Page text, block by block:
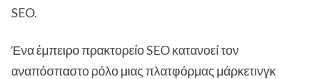
SEO.
Ένα έμπειρο πρακτορείο SEO κατανοεί τον
αναπόσπαστο ρόλο μιας πλατφόρμας μάρκετινγκ